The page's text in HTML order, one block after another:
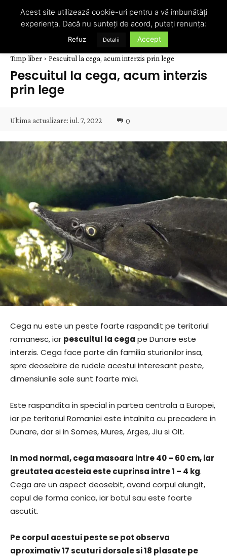
Timp liber Pescuitul la cega, acum interzis prin lege
Pescuitul la cega, acum interzis
prin lege
Ultima actualizare: iul. 7, 2022 0
Cega nu este un peste foarte raspandit pe teritoriul
romanesc, iar pescuitul la cega pe Dunare este
interzis. Cega face parte din familia sturionilor insa,
spre deosebire de rudele acestui interesant peste,
dimensiunile sale sunt foarte mici.
Este raspandita in special in partea centrala a Europei,
iar pe teritoriul Romaniei este intalnita cu precadere in
Dunare, dar si in Somes, Mures, Arges, Jiu si Olt.
In mod normal, cega masoara intre 40 – 60 cm, iar
greutatea acesteia este cuprinsa intre 1 – 4 kg.
Cega are un aspect deosebit, avand corpul alungit,
capul de forma conica, iar botul sau este foarte
ascutit.
Pe corpul acestui peste se pot observa
aproximativ 17 scuturi dorsale si 18 plasate pe
Acest site utilizează cookie-uri pentru a vă îmbunătăți
experiența. Dacă nu sunteți de acord, puteți renunța:
Refuz Detalii Accept